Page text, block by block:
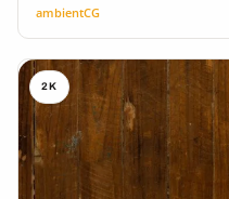
ambientCG
2K